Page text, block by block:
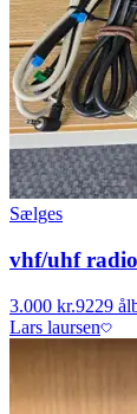
Sælges
vhf/uhf radio
3.000 kr.9229
Lars laursen